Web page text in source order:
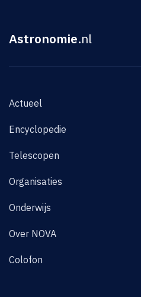
Astronomie.nl
Actueel
Encyclopedie
Telescopen
Organisaties
Onderwijs
Over NOVA
Colofon